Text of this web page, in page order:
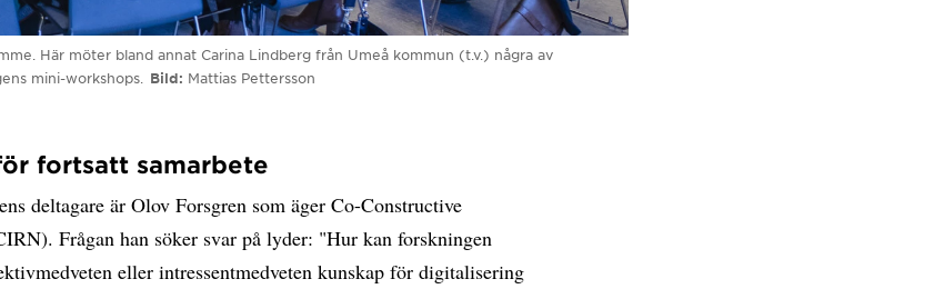
Här möter bland annat Carina Lindberg från Umeå kommun (t.v.) några av
mini-workshops.
Bild Mattias Pettersson
fortsatt samarbete
deltagare är Olov Forsgren som äger Co-Constructive
Frågan han söker svar på lyder: "Hur kan forskningen
eller intressentmedveten kunskap för digitalisering